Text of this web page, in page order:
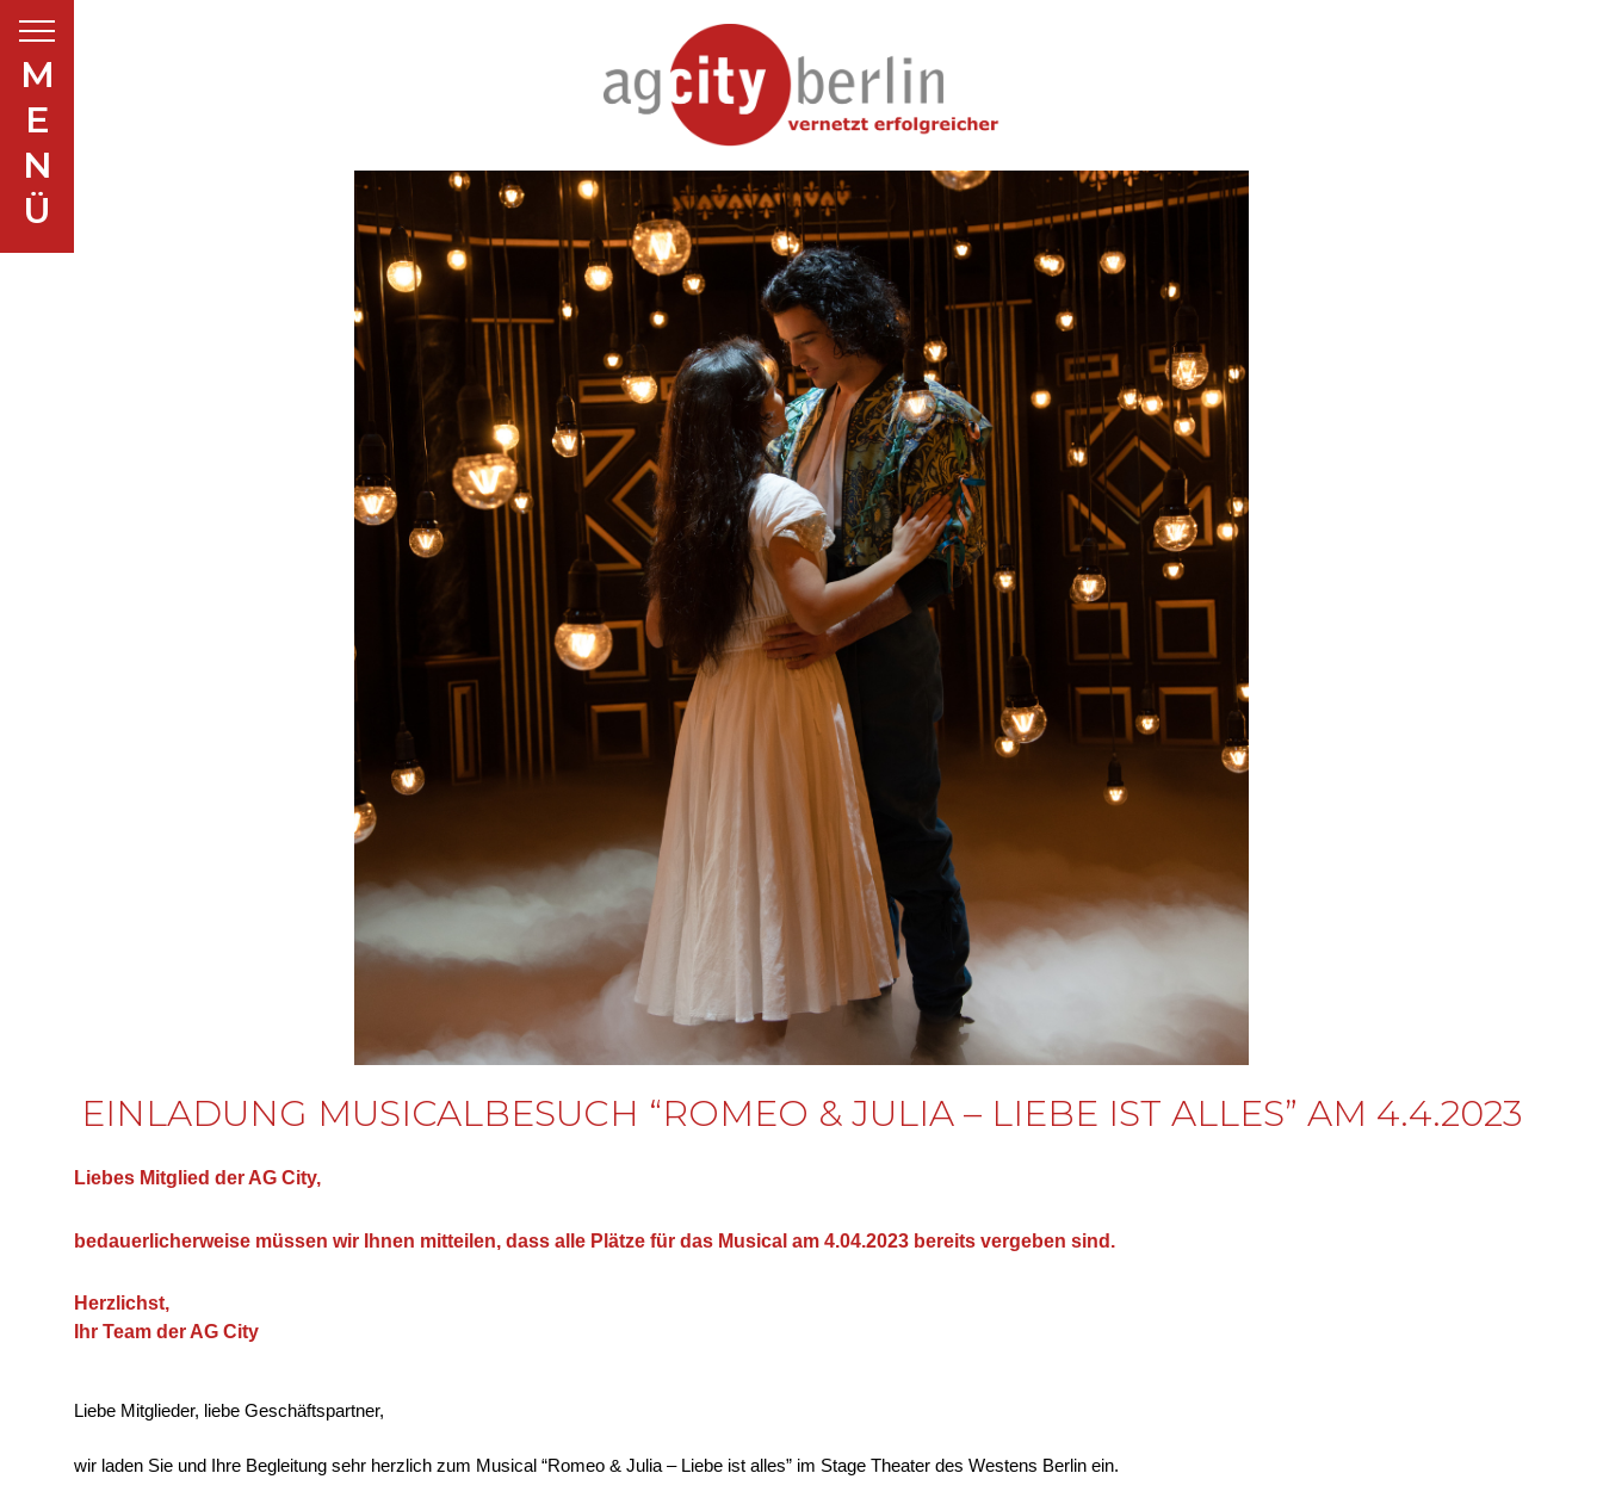
EINLADUNG MUSICALBESUCH “ROMEO & JULIA – LIEBE IST ALLES” AM 4.4.2023
Liebes Mitglied der AG City,
bedauerlicherweise müssen wir Ihnen mitteilen, dass alle Plätze für das Musical am 4.04.2023 bereits vergeben sind.
Herzlichst,
Ihr Team der AG City
Liebe Mitglieder, liebe Geschäftspartner,
wir laden Sie und Ihre Begleitung sehr herzlich zum Musical “Romeo & Julia – Liebe ist alles” im Stage Theater des Westens Berlin ein.
M
E
N
Ü